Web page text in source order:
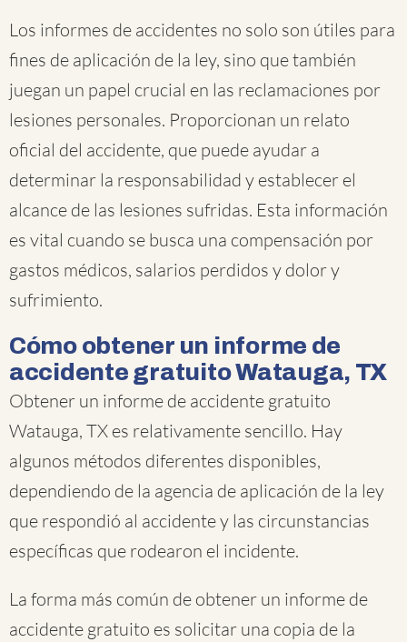
Los informes de accidentes no solo son útiles para
fines de aplicación de la ley, sino que también
juegan un papel crucial en las reclamaciones por
lesiones personales. Proporcionan un relato
oficial del accidente, que puede ayudar a
determinar la responsabilidad y establecer el
alcance de las lesiones sufridas. Esta información
es vital cuando se busca una compensación por
gastos médicos, salarios perdidos y dolor y
sufrimiento.
Cómo obtener un informe de
accidente gratuito Watauga, TX
Obtener un informe de accidente gratuito
Watauga, TX es relativamente sencillo. Hay
algunos métodos diferentes disponibles,
dependiendo de la agencia de aplicación de la ley
que respondió al accidente y las circunstancias
específicas que rodearon el incidente.
La forma más común de obtener un informe de
accidente gratuito es solicitar una copia de la